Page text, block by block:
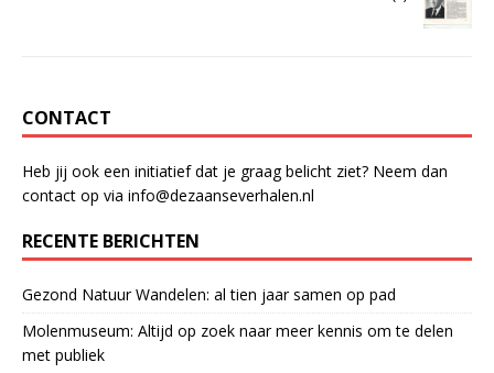
CONTACT
Heb jij ook een initiatief dat je graag belicht ziet? Neem dan
contact op via info@dezaanseverhalen.nl
RECENTE BERICHTEN
Gezond Natuur Wandelen: al tien jaar samen op pad
Molenmuseum: Altijd op zoek naar meer kennis om te delen
met publiek